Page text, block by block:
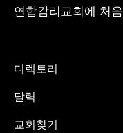
연합감리교회에 처
디렉토리
달력
교회찾기